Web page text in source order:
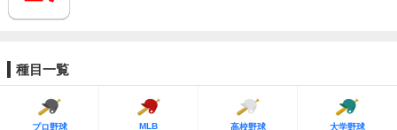
種目一覧
プロ野球 MLB 高校野球 大学野球